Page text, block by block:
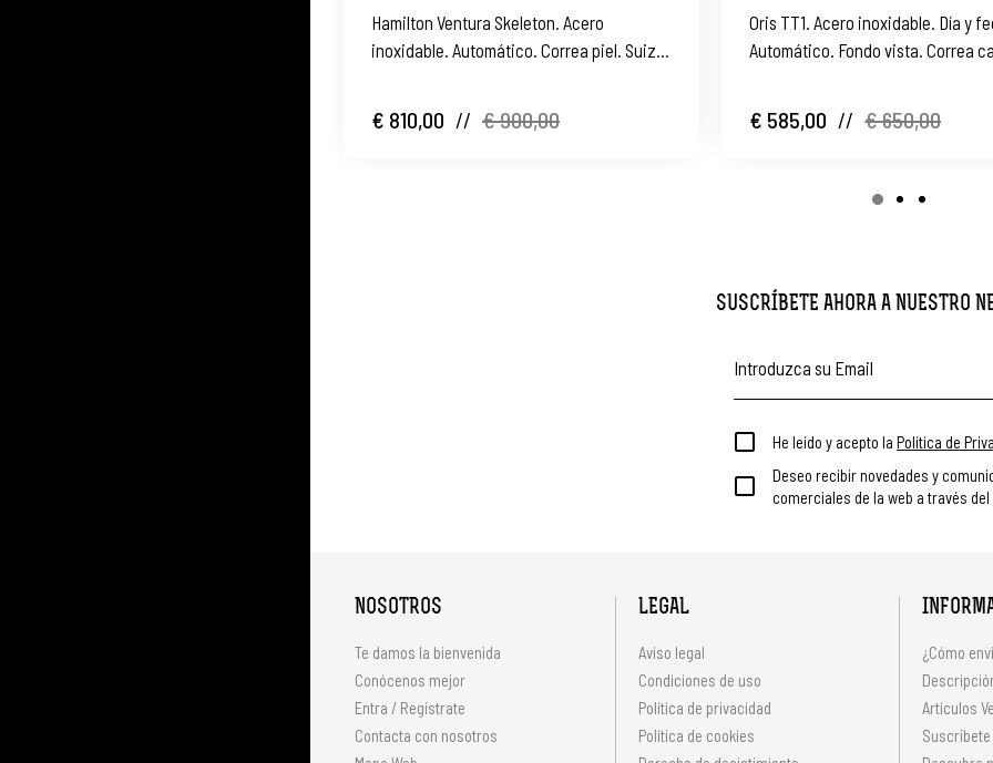
Hamilton Ventura Skeleton. Acero
inoxidable. Automático. Correa piel. Suiza.
€ 810,00 // € 900,00
Oris TT1. Acero inoxidable. Día y
Automático. Fondo vista. Correa
€ 585,00 // € 650,00
SUSCRÍBETE AHORA A NUESTRO
He leído y acepto la Política de
Deseo recibir novedades y
comerciales de la web a través
NOSOTROS
Te damos la bienvenida
Conócenos mejor
Entra / Regístrate
Contacta con nosotros
LEGAL
Aviso legal
Condiciones de uso
Política de privacidad
Política de cookies
¿Cómo
Artículos